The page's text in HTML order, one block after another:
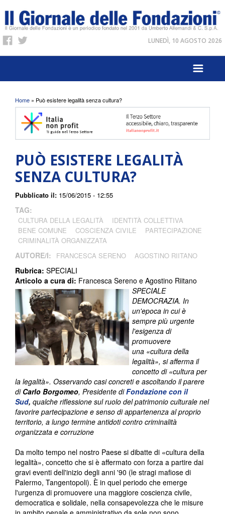
LUNEDÌ, 10 AGOSTO 2026
Tu sei qui
Home » Può esistere legalità senza cultura?
PUÒ ESISTERE LEGALITÀ
SENZA CULTURA?
Pubblicato il: 15/06/2015 - 12:55
TAG:
CULTURA DELLA LEGALITÀ
IDENTITÀ COLLETTIVA
BENE COMUNE
COSCIENZA CIVILE
PARTECIPAZIONE
CRIMINALITÀ ORGANIZZATA
AUTORE/I: FRANCESCA SERENO AGOSTINO RIITANO
Rubrica: SPECIALI
Articolo a cura di: Francesca Sereno e Agostino Riitano
SPECIALE
DEMOCRAZIA. In
un'epoca in cui è
sempre più urgente
l'esigenza di
promuovere
una «cultura della
legalità», si afferma il
concetto di «cultura per
la legalità». Osservando casi concreti e ascoltando il parere
di Carlo Borgomeo, Presidente diFondazione con il
Sud, qualche riflessione sul ruolo del patrimonio culturale nel
favorire partecipazione e senso di appartenenza al proprio
territorio, a lungo termine antidoti contro criminalità
organizzata e corruzione
Da molto tempo nel nostro Paese si dibatte di «cultura della
legalità», concetto che si è affermato con forza a partire dai
gravi eventi dell'inizio degli anni '90 (le stragi mafiose di
Palermo, Tangentopoli). È in quel periodo che emerge
l'urgenza di promuovere una maggiore coscienza civile,
democratica e solidale, nella consapevolezza che le misure